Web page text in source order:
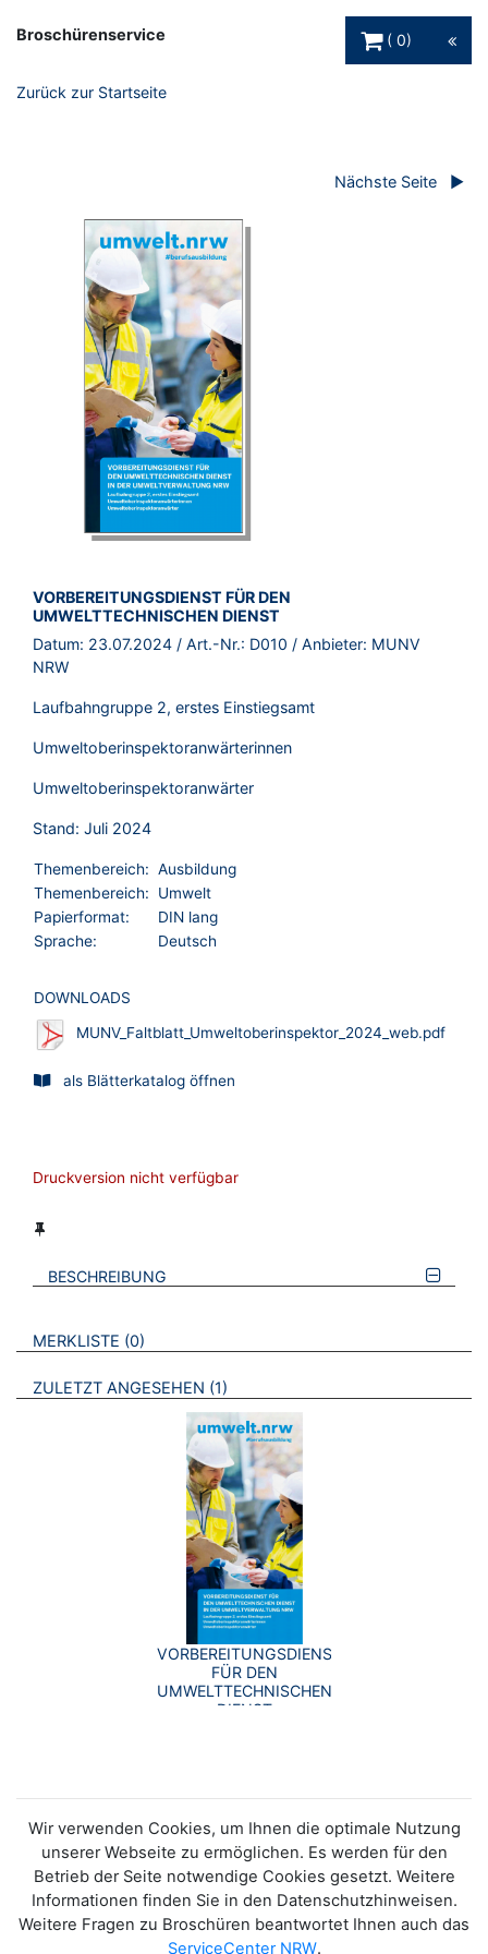
Broschürenservice
0
Zurück zur Startseite
Nächste Seite
BROSCHÜRE:
VORBEREITUNGSDIENST FÜR DEN
UMWELTTECHNISCHEN DIENST
Datum: 23.07.2024 / Art.-Nr.: D010 / Anbieter: MUNV
NRW
Laufbahngruppe 2, erstes Einstiegsamt
Umweltoberinspektoranwärterinnen
Umweltoberinspektoranwärter
Stand: Juli 2024
Themenbereich: Ausbildung
Themenbereich:
Umwelt
Papierformat:
DIN lang
Sprache:
Deutsch
DOWNLOADS
MUNV_Faltblatt_Umweltoberinspektor_2024_web.pdf
als Blätterkatalog öffnen
Druckversion nicht verfügbar
BESCHREIBUNG
VERWEISE AUF VERMERKTE- ODER ZULETZT ANGESEHENE
MERKLISTE 0 BROSCHÜREN
ZULETZT ANGESEHEN 1 BROSCHÜREN
VORBEREITUNGSDIENST
FÜR DEN
UMWELTTECHNISCHEN
DIENST
Wir verwenden Cookies, um Ihnen die optimale Nutzung
unserer Webseite zu ermöglichen. Es werden für den
Betrieb der Seite notwendige Cookies gesetzt. Weitere
Informationen finden Sie in den Datenschutzhinweisen.
Weitere Fragen zu Broschüren beantwortet Ihnen auch das
ServiceCenter NRW.